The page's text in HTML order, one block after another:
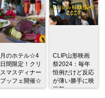
月のホテル☆4
日間限定！クリ
スマスディナー
ブッフェ開催☆
CLIP山形映画
祭2024：毎年
恒例だけど反応
が薄い勝手に映
画祭